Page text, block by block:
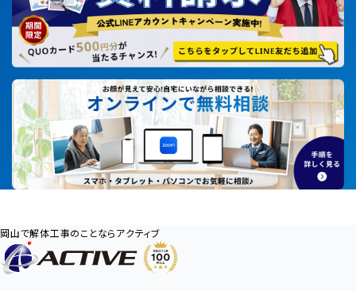
岡山で解体工事のことならアクティブ